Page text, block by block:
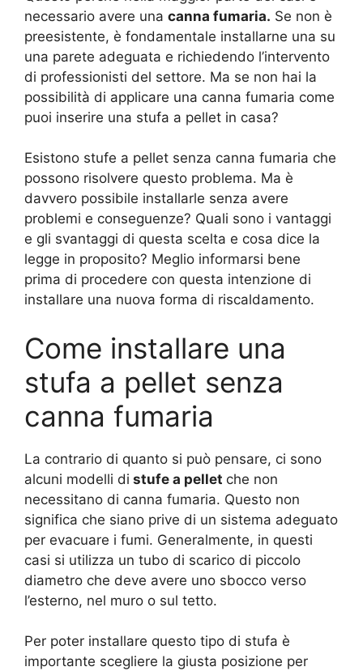
necessario avere una canna fumaria. Se non è
preesistente, è fondamentale installarne una su
una parete adeguata e richiedendo l’intervento
di professionisti del settore. Ma se non hai la
possibilità di applicare una canna fumaria come
puoi inserire una stufa a pellet in casa?
Esistono stufe a pellet senza canna fumaria che
possono risolvere questo problema. Ma è
davvero possibile installarle senza avere
problemi e conseguenze? Quali sono i vantaggi
e gli svantaggi di questa scelta e cosa dice la
legge in proposito? Meglio informarsi bene
prima di procedere con questa intenzione di
installare una nuova forma di riscaldamento.
Come installare una
stufa a pellet senza
canna fumaria
La contrario di quanto si può pensare, ci sono
alcuni modelli di stufe a pellet che non
necessitano di canna fumaria. Questo non
significa che siano prive di un sistema adeguato
per evacuare i fumi. Generalmente, in questi
casi si utilizza un tubo di scarico di piccolo
diametro che deve avere uno sbocco verso
l’esterno, nel muro o sul tetto.
Per poter installare questo tipo di stufa è
importante scegliere la giusta posizione per